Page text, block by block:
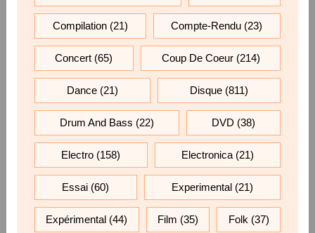
Compilation(21) Compte-Rendu (23)
Concert (65) Coup De Coeur(214)
Dance(21) Disque (811)
Drum And Bass (22) DVD (38)
Electro (158) Electronica(21)
Essai (60) Experimental(21)
Expérimental (44) Film (35) Folk (37)